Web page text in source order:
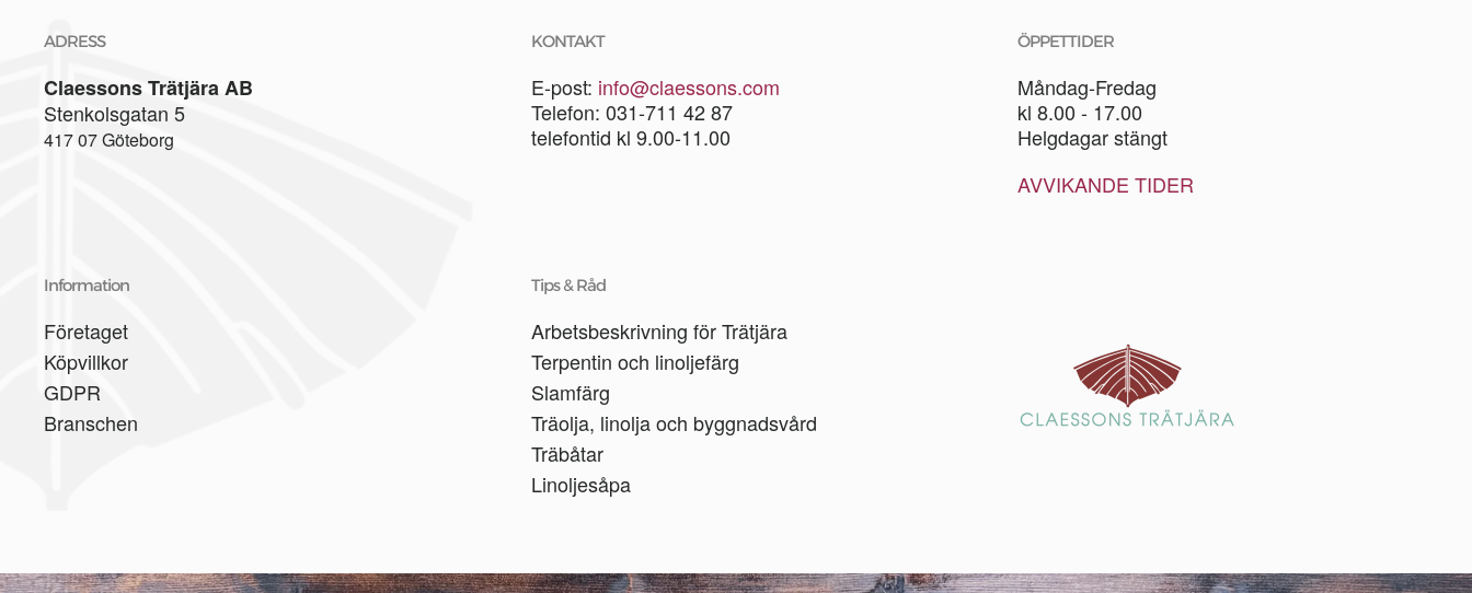
ADRESS
Claessons Trätjära AB
Stenkolsgatan 5
417 07 Göteborg
KONTAKT
E-post: info@claessons.com
Telefon: 031-711 42 87
telefontid kl 9.00-11.00
ÖPPETTIDER
Måndag-Fredag
kl 8.00 - 17.00
Helgdagar stängt
AVVIKANDE TIDER
Information
Företaget
Köpvillkor
GDPR
Branschen
Tips & Råd
Arbetsbeskrivning för Trätjära
Terpentin och linoljefärg
Slamfärg
Träolja, linolja och byggnadsvård
Träbåtar
Linoljesåpa